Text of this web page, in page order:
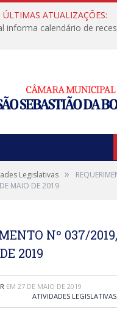
ÚLTIMAS ATUALIZAÇÕES:
Legislativas »
MAIO DE 2019
Nº 037/
2019
EM 27 DE MAIO DE 2019
ATIVIDADES LEGISLATIVAS